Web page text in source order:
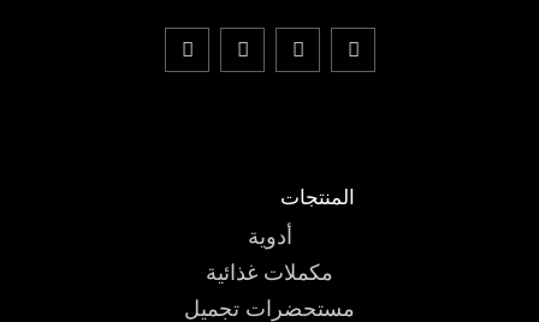
المنتجات
أدوية
مكملات غذائية
مستحضرات تجميل